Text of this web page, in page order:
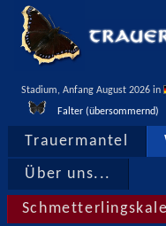
Stadium, Anfang August 2026 in
Falter (übersommernd)
Trauermantel
Über uns...